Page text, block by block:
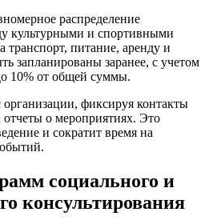
распределение
культурными и спортивными
транспорт, питание, аренду и
запланированы заранее, с учетом
10% от общей суммы.
фиксируя контакты
о мероприятиях. Это
и сократит время на
социального и
консультирования